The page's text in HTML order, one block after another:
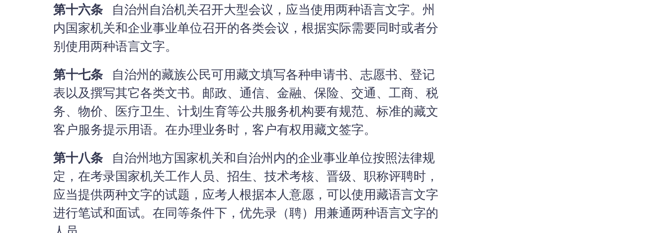
第十六条 自治州自治机关召开大型会议，应当使用两种语言文字。州
内国家机关和企业事业单位召开的各类会议，根据实际需要同时或者分
别使用两种语言文字。
第十七条 自治州的藏族公民可用藏文填写各种申请书、志愿书、登记
表以及撰写其它各类文书。邮政、通信、金融、保险、交通、工商、税
务、物价、医疗卫生、计划生育等公共服务机构要有规范、标准的藏文
客户服务提示用语。在办理业务时，客户有权用藏文签字。
第十八条 自治州地方国家机关和自治州内的企业事业单位按照法律规
定，在考录国家机关工作人员、招生、技术考核、晋级、职称评聘时，
应当提供两种文字的试题，应考人根据本人意愿，可以使用藏语言文字
进行笔试和面试。在同等条件下，优先录（聘）用兼通两种语言文字的